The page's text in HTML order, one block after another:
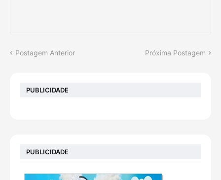
Postagem Anterior Próxima Postagem
PUBLICIDADE
PUBLICIDADE